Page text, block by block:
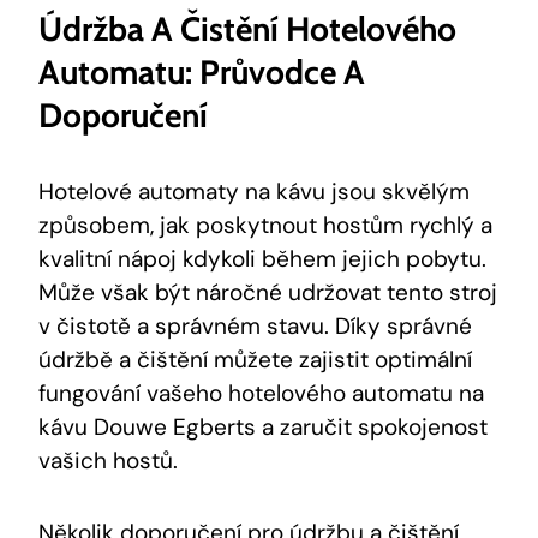
Údržba A Čistění Hotelového
Automatu: Průvodce A
Doporučení
Hotelové automaty na kávu jsou skvělým
způsobem, jak poskytnout hostům rychlý a
kvalitní nápoj kdykoli během jejich pobytu.
Může však být náročné udržovat tento stroj
v čistotě a správném stavu. Díky správné
údržbě a čištění můžete zajistit optimální
fungování vašeho hotelového automatu na
kávu Douwe Egberts a zaručit spokojenost
vašich hostů.